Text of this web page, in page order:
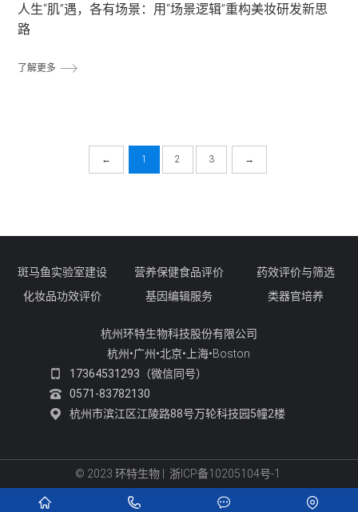
人生“肌”遇，各有场景：用“场景逻辑”重构美妆研发新思
路
了解更多
← 1 2 3 →
斑马鱼实验室建设 营养保健食品评价
药效评价与筛选
化妆品功效评价
基因编辑服务 类器官培养
杭州环特生物科技股份有限公司
杭州•广州•北京•上海•Boston
17364531293（微信同号）
0571-83782130
杭州市滨江区江陵路88号万轮科技园5幢2楼
© 2023 环特生物 浙ICP备10205104号-1